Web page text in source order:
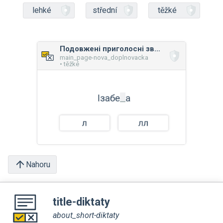
lehké
střední těžké
Подовжені приголосні звуки
main_page-nova_doplnovacka
• těžké
Nahoru
title-diktaty
about_short-diktaty